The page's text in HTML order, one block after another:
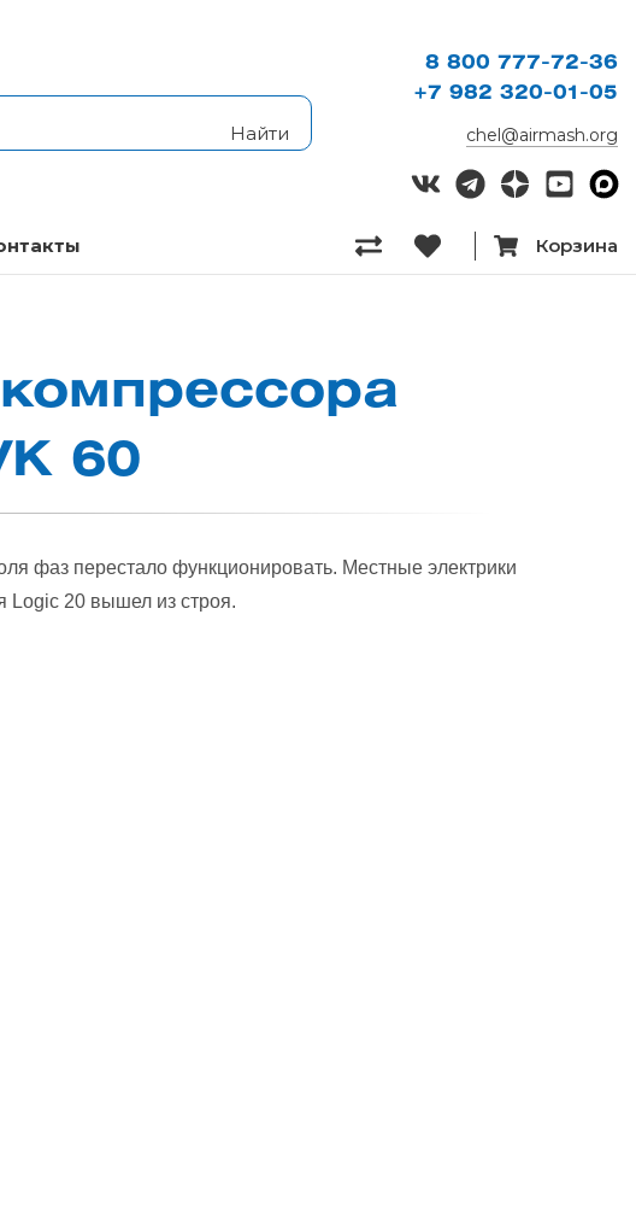
8 800 777-72-36
+7 982 320-01-05
chel@airmash.org
Корзина
60
фаз перестало функционировать. Местные электрики
Logic 20 вышел из строя.